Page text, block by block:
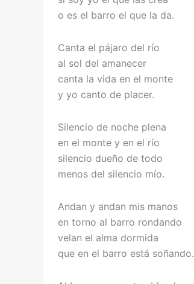
o es el barro el que la da.
Canta el pájaro del río
al sol del amanecer
canta la vida en el monte
y yo canto de placer.
Silencio de noche plena
en el monte y en el río
silencio dueño de todo
menos del silencio mío.
Andan y andan mis manos
en torno al barro rondando
velan el alma dormida
que en el barro está soñando.